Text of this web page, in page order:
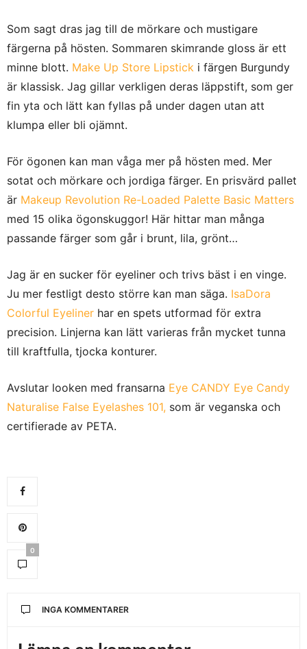
Som sagt dras jag till de mörkare och mustigare
färgerna på hösten. Sommaren skimrande gloss är ett
minne blott. Make Up Store Lipstick i färgen Burgundy
är klassisk. Jag gillar verkligen deras läppstift, som ger
fin yta och lätt kan fyllas på under dagen utan att
klumpa eller bli ojämnt.
För ögonen kan man våga mer på hösten med. Mer
sotat och mörkare och jordiga färger. En prisvärd pallet
är Makeup Revolution Re-Loaded Palette Basic Matters
med 15 olika ögonskuggor! Här hittar man många
passande färger som går i brunt, lila, grönt…
Jag är en sucker för eyeliner och trivs bäst i en vinge.
Ju mer festligt desto större kan man säga. IsaDora
Colorful Eyeliner har en spets utformad för extra
precision. Linjerna kan lätt varieras från mycket tunna
till kraftfulla, tjocka konturer.
Avslutar looken med fransarna Eye CANDY Eye Candy
Naturalise False Eyelashes 101, som är veganska och
certifierade av PETA.
0
INGA KOMMENTARER